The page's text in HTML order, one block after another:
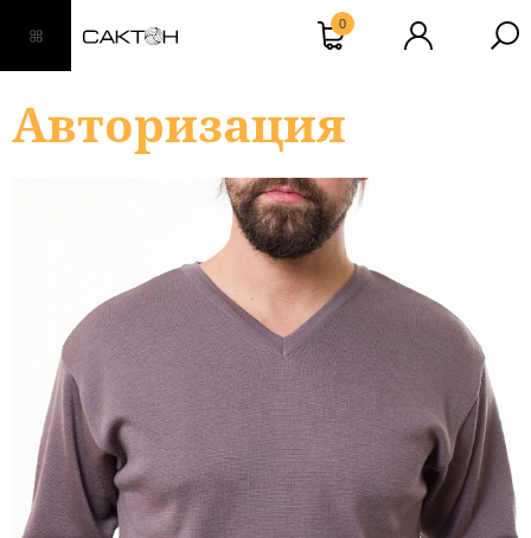
0
Авторизация